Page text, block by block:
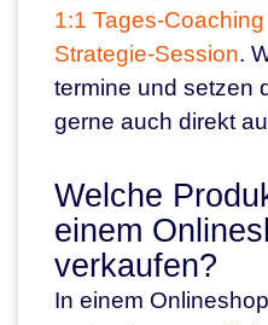
1:1 Tages-Coaching
Strategie-Session.
termine und setzen
gerne auch direkt
Welche
einem
verkaufen?
In einem